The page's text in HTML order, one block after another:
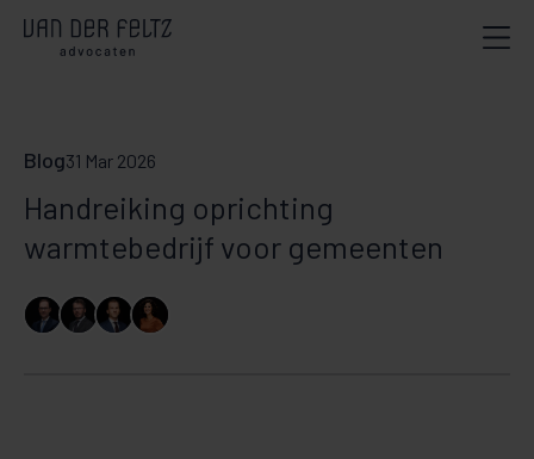
Blog31 Mar 2026
Handreiking oprichting
warmtebedrijf voor gemeenten